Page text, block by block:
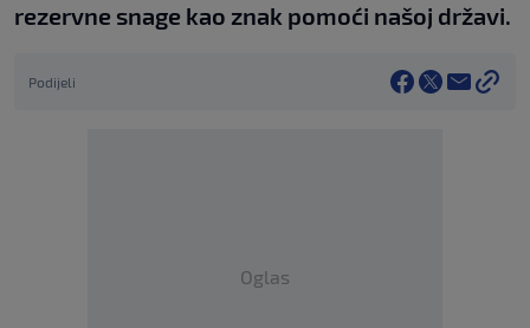
rezervne snage kao znak pomoći našoj državi.
Podijeli
Oglas